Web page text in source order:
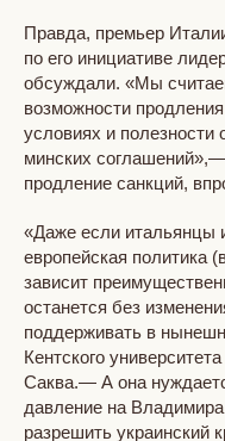
Правда, премьер
по его инициативе
обсуждали. «Мы
возможности
условиях и полезности
минских
продление санкций,
«Даже если итальянцы
европейская политика
зависит
останется без
поддерживать в
Кентского
Саква.— А она
давление на
разрешить украинский